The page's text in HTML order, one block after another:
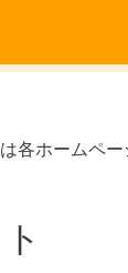
各ホームペ